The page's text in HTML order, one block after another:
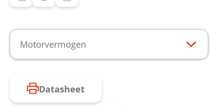
Motorvermogen
Datasheet